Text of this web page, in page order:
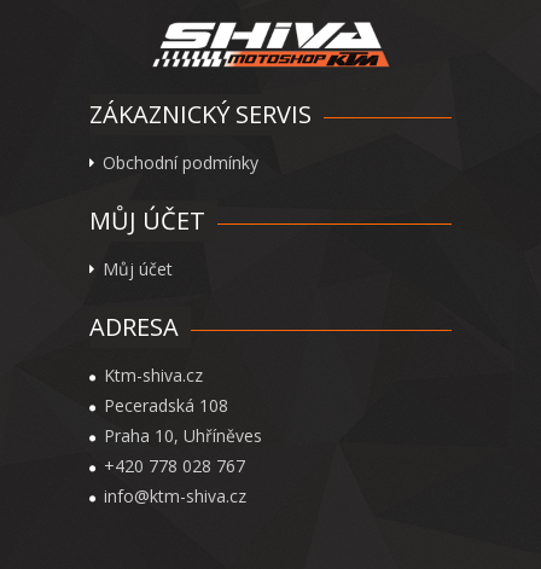
ZÁKAZNICKÝ SERVIS
Obchodní podmínky
MŮJ ÚČET
Můj účet
ADRESA
Ktm-shiva.cz
Peceradská 108
Praha 10, Uhříněves
+420 778 028 767
info@ktm-shiva.cz